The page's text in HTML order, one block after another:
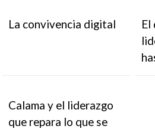
La convivencia digital
El
Calama y el liderazgo
que repara lo que se